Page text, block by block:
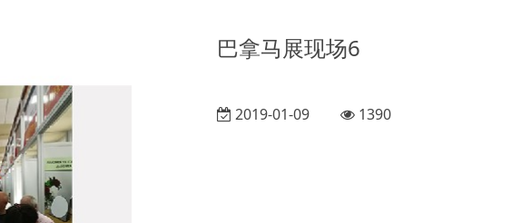
巴拿马展现场6
2019-01-09 1390